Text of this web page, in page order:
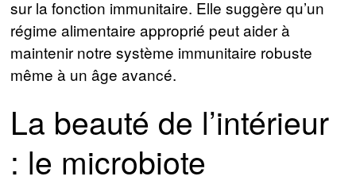
sur la fonction immunitaire. Elle suggère qu’un
régime alimentaire approprié peut aider à
maintenir notre système immunitaire robuste
même à un âge avancé.
La beauté de l’intérieur
: le microbiote